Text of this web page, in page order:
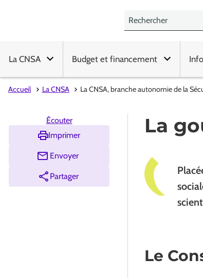
La CNSA Budget et financement
Accueil La CNSA La CNSA, branche autonomie de la
La
Écouter
Imprimer
Envoyer
Partager
Le